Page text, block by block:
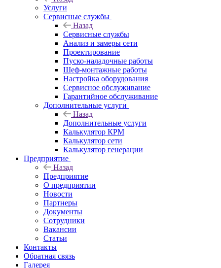
Услуги
Сервисные службы
Назад
Сервисные службы
Анализ и замеры сети
Проектирование
Пуско-наладочные работы
Шеф-монтажные работы
Настройка оборудования
Сервисное обслуживание
Гарантийное обслуживание
Дополнительные услуги
Назад
Дополнительные услуги
Калькулятор КРМ
Калькулятор сети
Калькулятор генерации
Предприятие
Назад
Предприятие
О предприятии
Новости
Партнеры
Документы
Сотрудники
Вакансии
Статьи
Контакты
Обратная связь
Галерея